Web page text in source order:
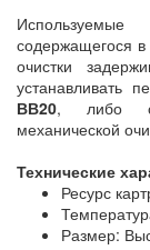
содержащегося в
очистки
устанавливать
ВВ20, либо
механической
Технические
Ресурс
Размер: